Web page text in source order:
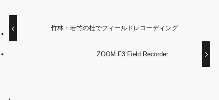
竹林・若竹の杜でフィールドレコーディング
ZOOM F3 Field Recorder